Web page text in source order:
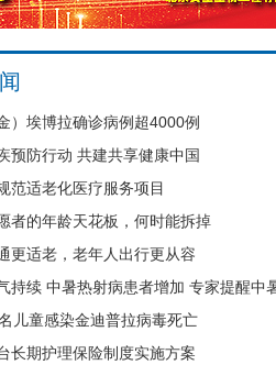
）埃博拉确诊病例超4000例
预防行动 共建共享健康中国
范适老化医疗服务项目
者的年龄天花板，何时能拆掉
更适老，老年人出行更从容
儿童感染金迪普拉病毒死亡
长期护理保险制度实施方案